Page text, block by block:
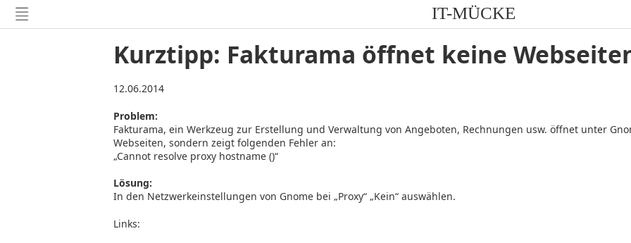
IT-MÜCKE
Kurztipp: Fakturama öffnet keine
12.06.2014
Problem:
Fakturama, ein Werkzeug zur Erstellung und Verwaltung von Angeboten, Rechnungen usw. öffnet unter
Webseiten, sondern zeigt folgenden Fehler an:
„Cannot resolve proxy hostname ()“
Lösung:
In den Netzwerkeinstellungen von Gnome bei „Proxy“ „Kein“ auswählen.
Links: